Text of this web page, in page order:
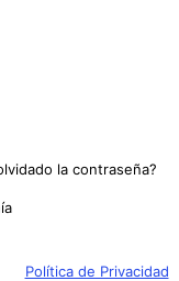
la contraseña?
Política de Privacidad